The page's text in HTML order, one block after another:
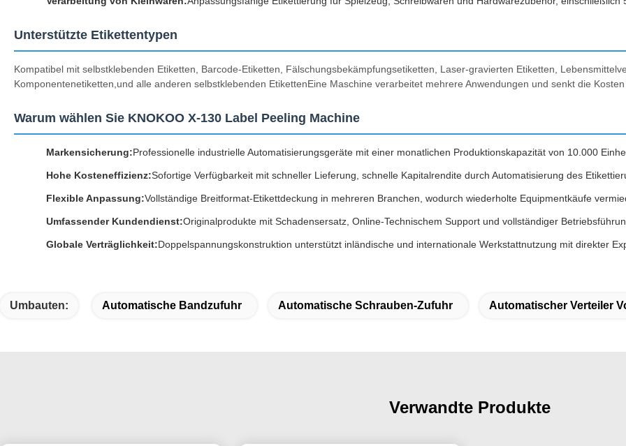
Unterstützte Etikettentypen
Kompatibel mit selbstklebenden Etiketten, Barcode-Etiketten, Fälschungsbekämpfungsetiketten, Laser-gravierten Etiketten,
Komponentenetiketten,und alle anderen selbstklebenden EtikettenEine Maschine verarbeitet mehrere Anwendungen und senkt die
Warum wählen Sie KNOKOO X-130 Label Peeling Machine
Markensicherung:Professionelle industrielle Automatisierungsgeräte mit einer monatlichen Produktionskapazität von 10.000
Hohe Kosteneffizienz:Sofortige Verfügbarkeit mit schneller Lieferung, schnelle Kapitalrendite durch Automatisierung des
Flexible Anpassung:Vollständige Breitformat-Etikettdeckung in mehreren Branchen, wodurch wiederholte Equipmentkäufe
Umfassender Kundendienst:Originalprodukte mit Schadensersatz, Online-Technischem Support und vollständiger
Globale Verträglichkeit:Doppelspannungskonstruktion unterstützt inländische und internationale Werkstattnutzung mit direkter
Umbauten: Automatische Bandzufuhr Automatische Schrauben-Zufuhr Automatischer Verteiler
Verwandte Produkte